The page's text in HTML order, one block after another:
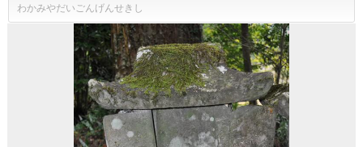
わかみやだいごんげんせきし